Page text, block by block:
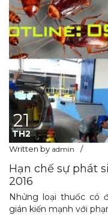
21
TH2
Written by admin
Hạn chế sự phát
2016
Nhửng loại thuốc có
gián kiến mạnh với